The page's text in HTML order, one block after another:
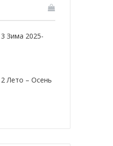
Зима 2025-
Лето – Осень